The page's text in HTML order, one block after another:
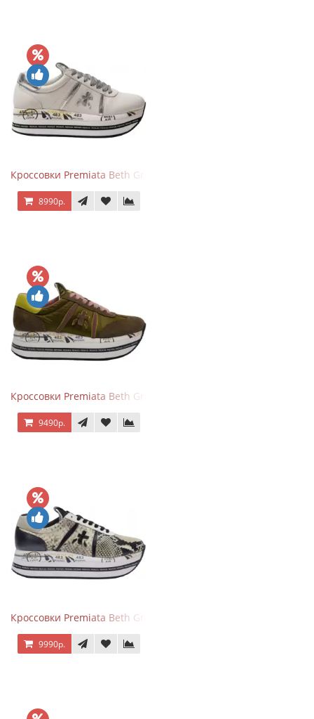
Кроссовки Premiata Beth Grey Silver
8990р.
Кроссовки Premiata Beth Green Pink
9490р.
Кроссовки Premiata Beth Grey Python
9990р.